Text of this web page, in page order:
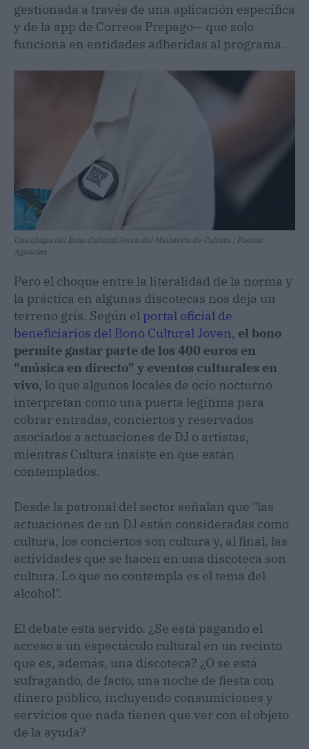
gestionada a través de una aplicación específica
y de la app de Correos Prepago— que solo
funciona en entidades adheridas al programa.
Una chapa del Bono Cultural Joven del Ministerio de Cultura | Fuente:
Agencias
Pero el choque entre la literalidad de la norma y
la práctica en algunas discotecas nos deja un
terreno gris. Según el portal oficial de
beneficiarios del Bono Cultural Joven, el bono
permite gastar parte de los 400 euros en
"música en directo" y eventos culturales en
vivo, lo que algunos locales de ocio nocturno
interpretan como una puerta legítima para
cobrar entradas, conciertos y reservados
asociados a actuaciones de DJ o artistas,
mientras Cultura insiste en que están
contemplados.
Desde la patronal del sector señalan que "las
actuaciones de un DJ están consideradas como
cultura, los conciertos son cultura y, al final, las
actividades que se hacen en una discoteca son
cultura. Lo que no contempla es el tema del
alcohol".
El debate está servido. ¿Se está pagando el
acceso a un espectáculo cultural en un recinto
que es, además, una discoteca? ¿O se está
sufragando, de facto, una noche de fiesta con
dinero público, incluyendo consumiciones y
servicios que nada tienen que ver con el objeto
de la ayuda?